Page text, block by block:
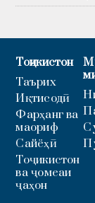
Тоҷикистон
Таърих
Иқтисодӣ
Фарҳанг ва
маориф
Сайёҳӣ
Тоҷикистон
ва ҷомеаи
ҷаҳон